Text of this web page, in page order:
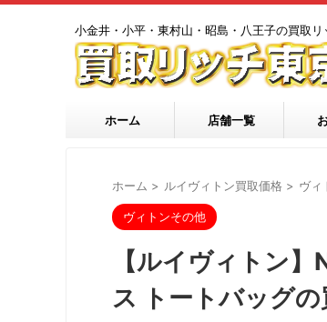
小金井・小平・東村山・昭島・八王子の買取リ
ホーム 店舗一覧
ホーム > ルイヴィトン買取価格 > ヴィ
ヴィトンその他
【ルイヴィトン
ス トートバッグの